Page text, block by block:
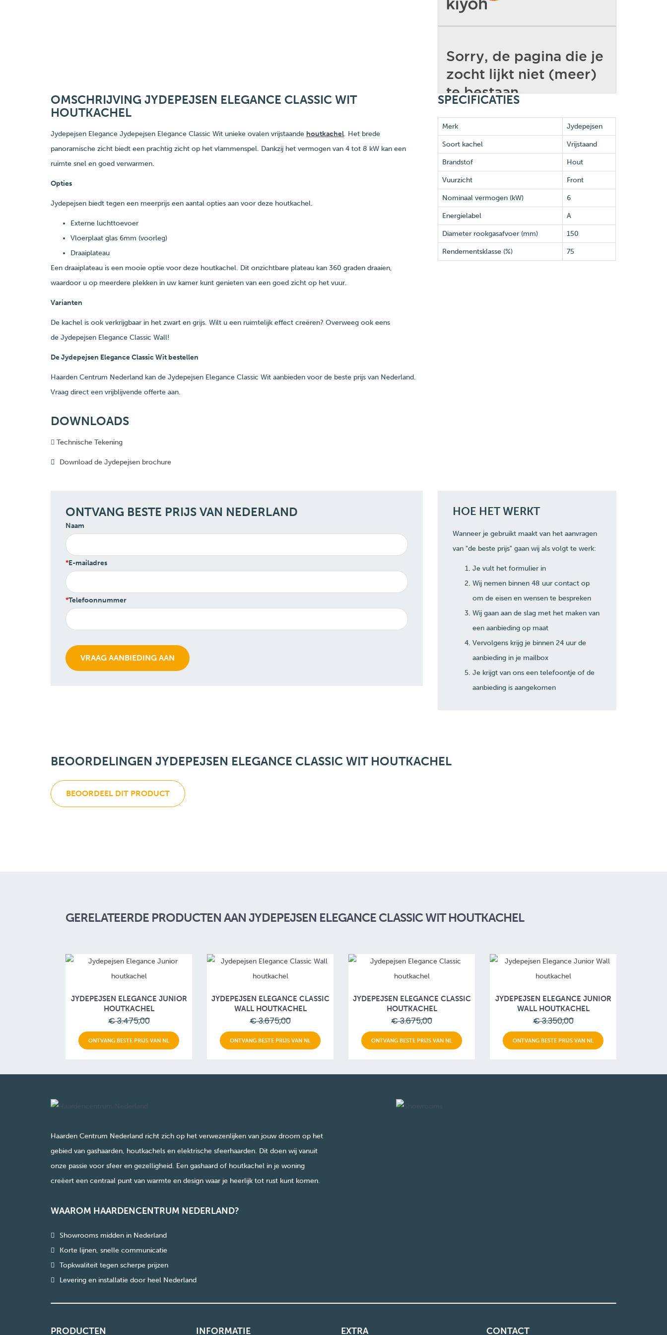
OMSCHRIJVING JYDEPEJSEN ELEGANCE CLASSIC WIT
HOUTKACHEL
Jydepejsen Elegance Jydepejsen Elegance Classic Wit unieke ovalen vrijstaande houtkachel. Het brede
panoramische zicht biedt een prachtig zicht op het vlammenspel. Dankzij het vermogen van 4 tot 8 kW kan een
ruimte snel en goed verwarmen.
Opties
Jydepejsen biedt tegen een meerprijs een aantal opties aan voor deze houtkachel.
Externe luchttoevoer
Vloerplaat glas 6mm (voorleg)
Draaiplateau
Een draaiplateau is een mooie optie voor deze houtkachel. Dit onzichtbare plateau kan 360 graden draaien,
waardoor u op meerdere plekken in uw kamer kunt genieten van een goed zicht op het vuur.
Varianten
De kachel is ook verkrijgbaar in het zwart en grijs. Wilt u een ruimtelijk effect creëren? Overweeg ook eens
de Jydepejsen Elegance Classic Wall!
De Jydepejsen Elegance Classic Wit bestellen
Haarden Centrum Nederland kan de Jydepejsen Elegance Classic Wit aanbieden voor de beste prijs van Nederland.
Vraag direct een vrijblijvende offerte aan.
DOWNLOADS
Technische Tekening
Download de Jydepejsen brochure
SPECIFICATIES
Merk Jydepejsen
Soort kachel Vrijstaand
Brandstof Hout
Vuurzicht Front
Nominaal vermogen (kW) 6
Energielabel A
Diameter rookgasafvoer (mm) 150
Rendementsklasse (%) 75
ONTVANG BESTE PRIJS VAN NEDERLAND
Naam
E-mailadres
Telefoonnummer
HOE HET WERKT
Wanneer je gebruikt maakt van het aanvragen
van "de beste prijs" gaan wij als volgt te werk:
Je vult het formulier in
Wij nemen binnen 48 uur contact op
om de eisen en wensen te bespreken
Wij gaan aan de slag met het maken van
een aanbieding op maat
Vervolgens krijg je binnen 24 uur de
aanbieding in je mailbox
Je krijgt van ons een telefoontje of de
aanbieding is aangekomen
BEOORDELINGEN JYDEPEJSEN ELEGANCE CLASSIC WIT HOUTKACHEL
BEOORDEEL DIT PRODUCT
GERELATEERDE PRODUCTEN AAN JYDEPEJSEN ELEGANCE CLASSIC WIT HOUTKACHEL
JYDEPEJSEN ELEGANCE JUNIOR
HOUTKACHEL
€ 3.475,00
ONTVANG BESTE PRIJS VAN NL
JYDEPEJSEN ELEGANCE CLASSIC
WALL HOUTKACHEL
€ 3.675,00
ONTVANG BESTE PRIJS VAN NL
JYDEPEJSEN ELEGANCE CLASSIC
HOUTKACHEL
€ 3.675,00
ONTVANG BESTE PRIJS VAN NL
JYDEPEJSEN ELEGANCE JUNIOR
WALL HOUTKACHEL
€ 3.350,00
ONTVANG BESTE PRIJS VAN NL
Haarden Centrum Nederland richt zich op het verwezenlijken van jouw droom op het
gebied van gashaarden, houtkachels en elektrische sfeerhaarden. Dit doen wij vanuit
onze passie voor sfeer en gezelligheid. Een gashaard of houtkachel in je woning
creëert een centraal punt van warmte en design waar je heerlijk tot rust kunt komen.
WAAROM HAARDENCENTRUM NEDERLAND?
Showrooms midden in Nederland
Korte lijnen, snelle communicatie
Topkwaliteit tegen scherpe prijzen
Levering en installatie door heel Nederland
PRODUCTEN INFORMATIE EXTRA CONTACT